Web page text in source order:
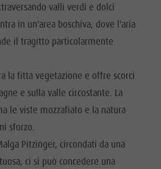
valli verdi e dolci
in un'area boschiva, dove l'aria
il tragitto particolarmente
la fitta vegetazione e offre scorci
e sulla valle circostante. La
le viste mozzafiato e la natura
sforzo.
Pitzinger, circondati da una
ci si può concedere una